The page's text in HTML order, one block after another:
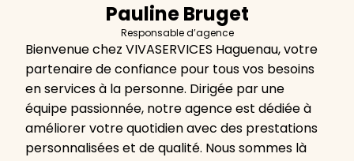
Pauline Bruget
Responsable d’agence
Bienvenue chez VIVASERVICES Haguenau, votre
partenaire de confiance pour tous vos besoins
en services à la personne. Dirigée par une
équipe passionnée, notre agence est dédiée à
améliorer votre quotidien avec des prestations
personnalisées et de qualité. Nous sommes là